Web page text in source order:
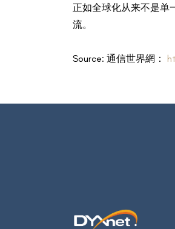
正如全球化从来不是单
流。
Source: 通信世界網：